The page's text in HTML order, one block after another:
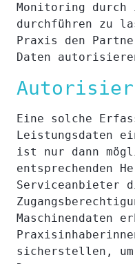
Monitoring
durchführen zu
Praxis den
Daten
Eine solche
Leistungsdaten
ist nur dann
entsprechenden
Serviceanbieter
Maschinendaten
sicherstellen, um